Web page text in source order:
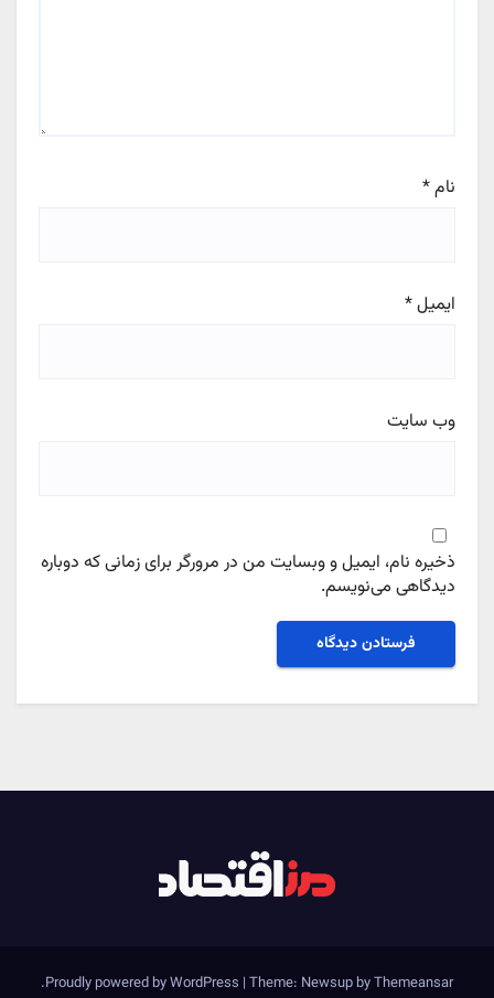
نام*
ایمیل*
وب‌ سایت
ذخیره نام، ایمیل و وبسایت من در مرورگر برای زمانی که دوباره
دیدگاهی می‌نویسم.
Proudly powered by WordPress | Theme: Newsup byThemeansar
.